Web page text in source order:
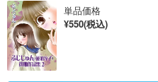
単品価格
¥550(税込)